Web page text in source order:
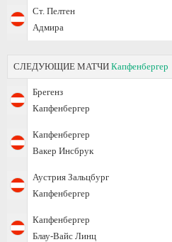
Ст. Пелтен
Адмира
СЛЕДУЮЩИЕ МАТЧИ Капфенбергер
Брегенз
Капфенбергер
Капфенбергер
Вакер Инсбрук
Аустрия Зальцбург
Капфенбергер
Капфенбергер
Блау-Вайс Линц